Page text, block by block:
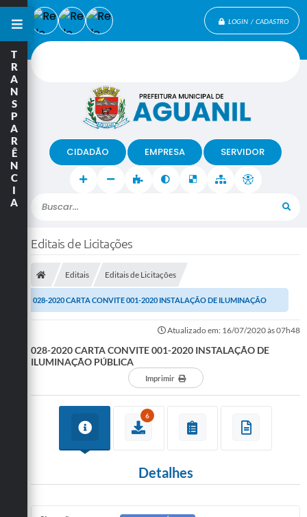
LOGIN / CADASTRO
Buscar...
CIDADÃO EMPRESA SERVIDOR
T
R
A
N
S
P
A
R
Ê
N
C
I
A
Editais de Licitações
Editais Editais de Licitações
028-2020 CARTA CONVITE 001-2020 INSTALAÇÃO DE ILUMINAÇÃO
Atualizado em: 16/07/2020 às 07h48
028-2020 CARTA CONVITE 001-2020 INSTALAÇÃO DE
ILUMINAÇÃO PÚBLICA
Imprimir
6
Detalhes